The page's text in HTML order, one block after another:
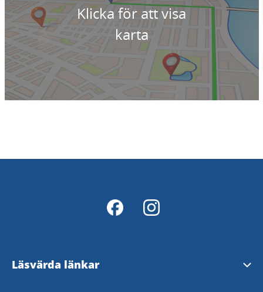
Klicka för att visa
karta
Läsvärda länkar